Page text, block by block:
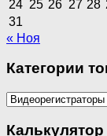
24 25 26 27 28
31
« Ноя
Категории